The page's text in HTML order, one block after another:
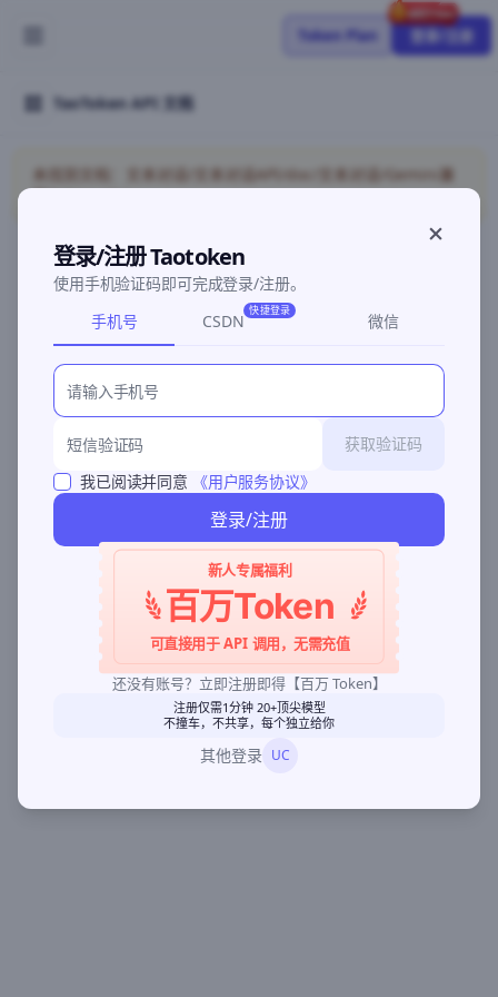
Token Plan 登录/注册
TaoToken API 文档
未找到文档：文本对话/文本对话API/doc/文本对话/Gemini兼
©2026 深圳灵明智码科技有限公司粤ICP备2026096960号-3
登录/注册 Taotoken
使用手机验证码即可完成登录/注册。
手机号
CSDN
快捷登录
微信
获取验证码
我已阅读并同意
《用户服务协议》
登录/注册
新人专属福利
百万Token
可直接用于 API 调用，无需充值
还没有账号？立即注册即得【百万 Token】
注册仅需1分钟 20+顶尖模型
不撞车，不共享，每个独立给你
其他登录 UC